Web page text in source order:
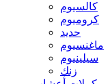
كالسيوم
كروميوم
حديد
ماغنسيوم
سيلينيوم
زنك